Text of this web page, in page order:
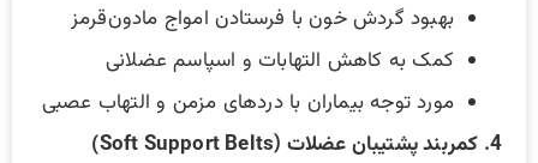
بهبود گردش خون با فرستادن امواج مادون‌قرمز
کمک به کاهش التهابات و اسپاسم عضلانی
مورد توجه بیماران با دردهای مزمن و التهاب عصبی
4. کمربند پشتیبان عضلات (Soft Support Belts)